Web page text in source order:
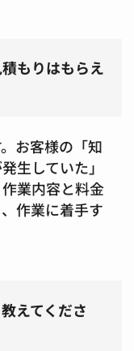
もりはもらえ
お客様の「知
生していた」
業内容と料金
作業に着手す
えてくださ